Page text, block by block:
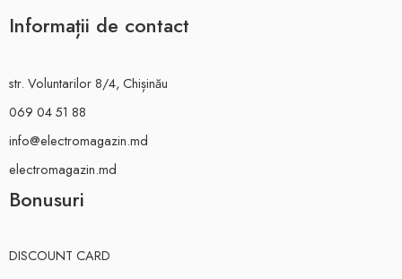
Informații de contact
str. Voluntarilor 8/4, Chișinău
069 04 51 88
info@electromagazin.md
electromagazin.md
Bonusuri
DISCOUNT CARD